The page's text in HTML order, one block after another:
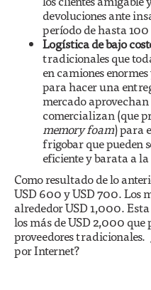
devoluciones ante
período de hasta 100
Logística de bajo
tradicionales que
en camiones
para hacer una
mercado
comercializan (que
memory foam) para
frigobar que pueden
eficiente y barata a
Como resultado de lo
USD 600 y USD 700. Los
alrededor USD 1,000.
los más de USD 2,000
proveedores
por Internet?